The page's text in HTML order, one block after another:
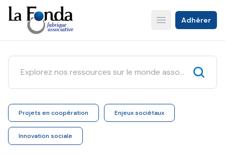
Aller
au
contenu
principal
Open main menu
Adhérer
Projets en coopération Enjeux sociétaux
Innovation sociale